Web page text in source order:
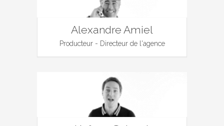
Alexandre Amiel
Producteur - Directeur de l'agence